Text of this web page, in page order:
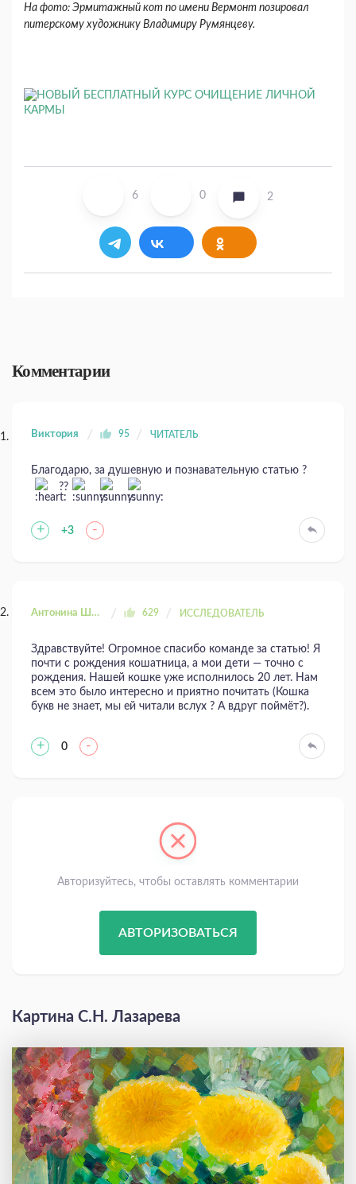
На фото: Эрмитажный кот по имени Вермонт позировал
питерскому художнику Владимиру Румянцеву.
6 0 2
Комментарии
Виктория 95 ЧИТАТЕЛЬ
Благодарю, за душевную и познавательную статью ?
??
+ +3 -
Антонина Шахтаренко 629 ИССЛЕДОВАТЕЛЬ
Здравствуйте! Огромное спасибо команде за статью! Я
почти с рождения кошатница, а мои дети — точно с
рождения. Нашей кошке уже исполнилось 20 лет. Нам
всем это было интересно и приятно почитать (Кошка
букв не знает, мы ей читали вслух ? А вдруг поймёт?).
+ 0 -
Авторизуйтесь, чтобы оставлять комментарии
АВТОРИЗОВАТЬСЯ
Картина С.Н. Лазарева